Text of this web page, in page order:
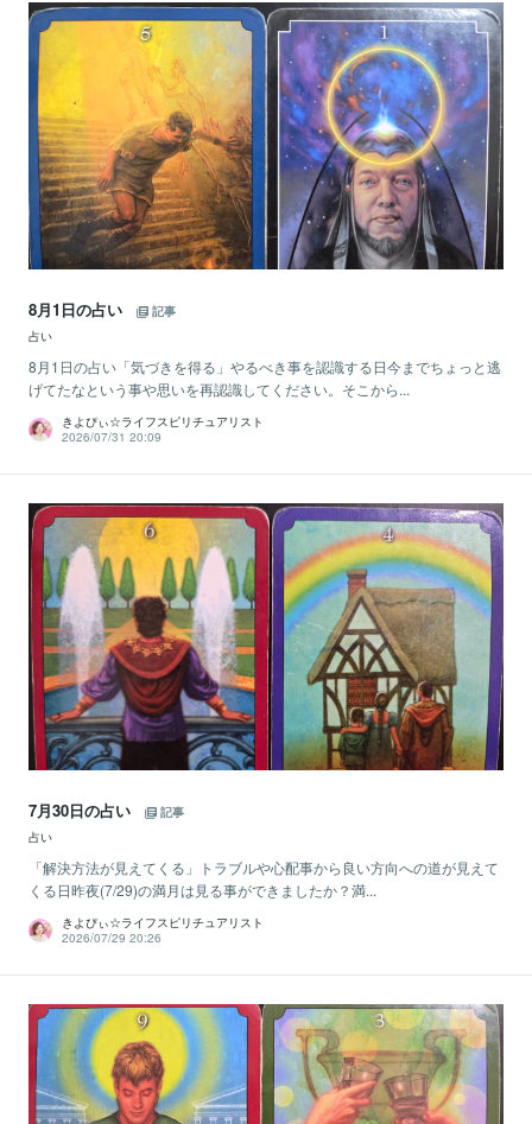
8月1日の占い
記事
占い
8月1日の占い「気づきを得る」やるべき事を認識する日今までちょっと逃
げてたなという事や思いを再認識してください。そこから...
きよぴぃ☆ライフスピリチュアリスト
2026/07/31 20:09
7月30日の占い
記事
占い
「解決方法が見えてくる」トラブルや心配事から良い方向への道が見えて
くる日昨夜(7/29)の満月は見る事ができましたか？満...
きよぴぃ☆ライフスピリチュアリスト
2026/07/29 20:26